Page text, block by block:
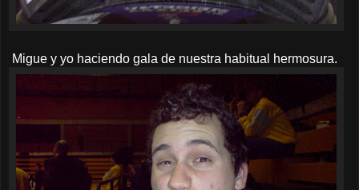
Migue y yo haciendo gala de nuestra habitual hermosura.